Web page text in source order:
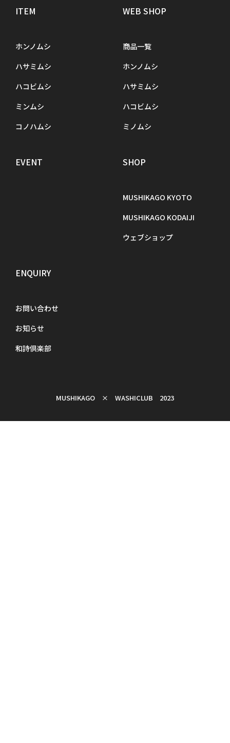
ITEM
ホンノムシ
ハサミムシ
ハコビムシ
ミンムシ
コノハムシ
WEB SHOP
商品一覧
ホンノムシ
ハサミムシ
ハコビムシ
ミノムシ
EVENT SHOP
MUSHIKAGO KYOTO
MUSHIKAGO KODAIJI
ウェブショップ
ENQUIRY
お問い合わせ
お知らせ
和詩倶楽部
MUSHIKAGO × WASHICLUB 2023